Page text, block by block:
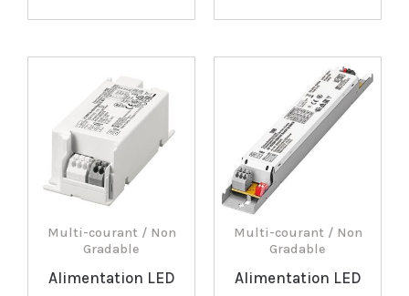
Multi-courant / Non
Gradable
Alimentation LED
Multi-courant / Non
Gradable
Alimentation LED